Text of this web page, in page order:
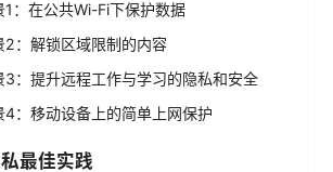
1：在公共Wi-Fi下保护数据
2：解锁区域限制的内容
3：提升远程工作与学习的隐私和安全
4：移动设备上的简单上网保护
最佳实践